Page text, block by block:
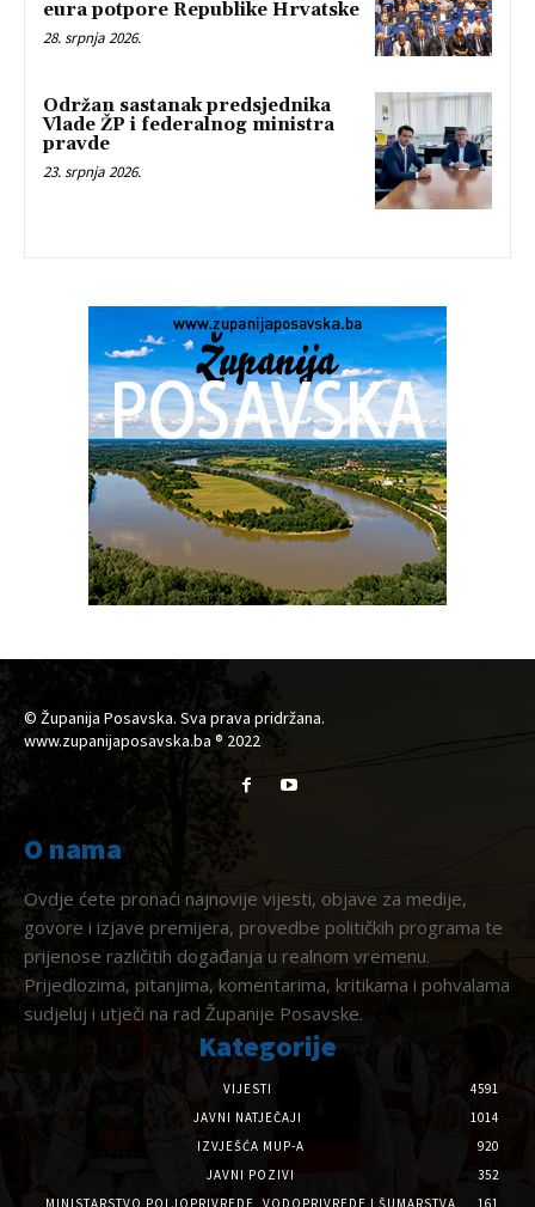
eura potpore Republike Hrvatske
28. srpnja 2026.
Održan sastanak predsjednika
Vlade ŽP i federalnog ministra
pravde
23. srpnja 2026.
© Županija Posavska. Sva prava pridržana.
www.zupanijaposavska.ba ® 2022
O nama
Ovdje ćete pronaći najnovije vijesti, objave za medije,
govore i izjave premijera, provedbe političkih programa te
prijenose različitih događanja u realnom vremenu.
Prijedlozima, pitanjima, komentarima, kritikama i pohvalama
sudjeluj i utječi na rad Županije Posavske.
Kategorije
VIJESTI
4591
JAVNI NATJEČAJI
1014
IZVJEŠĆA MUP-A
920
JAVNI POZIVI
352
MINISTARSTVO POLJOPRIVREDE, VODOPRIVREDE I ŠUMARSTVA
161